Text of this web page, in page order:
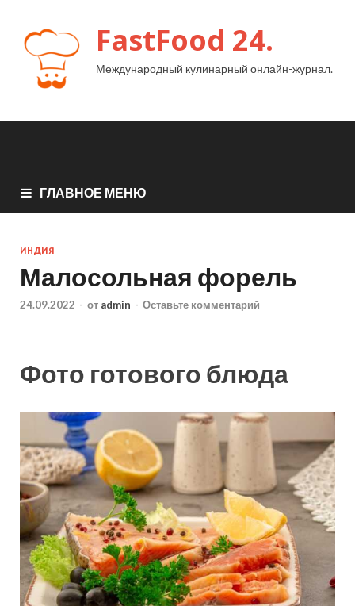
FastFood 24.
Международный кулинарный онлайн-журнал.
ГЛАВНОЕ МЕНЮ
ИНДИЯ
Малосольная форель
24.09.2022 - от admin - Оставьте комментарий
Фото готового блюда